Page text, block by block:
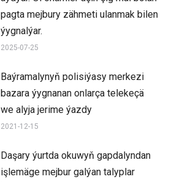
pagta mejbury zähmeti ulanmak bilen
ýygnalýar.
2025-07-25
Baýramalynyň polisiýasy merkezi
bazara ýygnanan onlarça telekeçä
we alyja jerime ýazdy
2021-12-15
Daşary ýurtda okuwyň gapdalyndan
işlemäge mejbur galýan talyplar